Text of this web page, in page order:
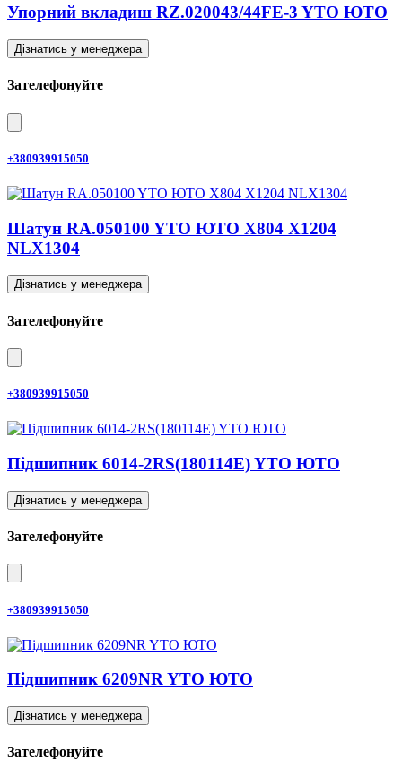
Упорний вкладиш RZ.020043/44FE-3 YTO ЮТО
Дізнатись у менеджера
Зателефонуйте
+380939915050
Шатун RA.050100 YTO ЮТО X804 X1204
NLX1304
Дізнатись у менеджера
Зателефонуйте
+380939915050
Підшипник 6014-2RS(180114E) YTO ЮТО
Дізнатись у менеджера
Зателефонуйте
+380939915050
Підшипник 6209NR YTO ЮТО
Дізнатись у менеджера
Зателефонуйте